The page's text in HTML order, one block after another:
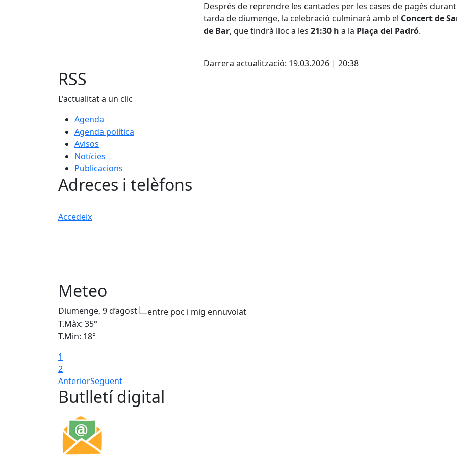
Després de reprendre les cantades per les cases de pagès
tarda de diumenge, la celebració culminarà amb el Concert de
de Bar, que tindrà lloc a les 21:30 h a la Plaça del Padró.
Darrera actualització: 19.03.2026 | 20:38
RSS
L'actualitat a un clic
Agenda
Agenda política
Avisos
Notícies
Publicacions
Adreces i telèfons
Accedeix
Meteo
Diumenge, 9 d’agost
T.Màx: 35°
T.Min: 18°
1
2
AnteriorSegüent
Butlletí digital